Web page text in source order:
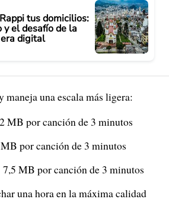
tus domicilios:
el desafío de la
digital
maneja una escala más ligera:
MB por canción de 3 minutos
por canción de 3 minutos
MB por canción de 3 minutos
una hora en la máxima calidad